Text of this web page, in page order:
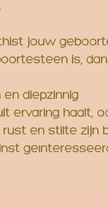
jouw
is, dan
diepzinnig
ervaring haalt,
rust en stilte zijn